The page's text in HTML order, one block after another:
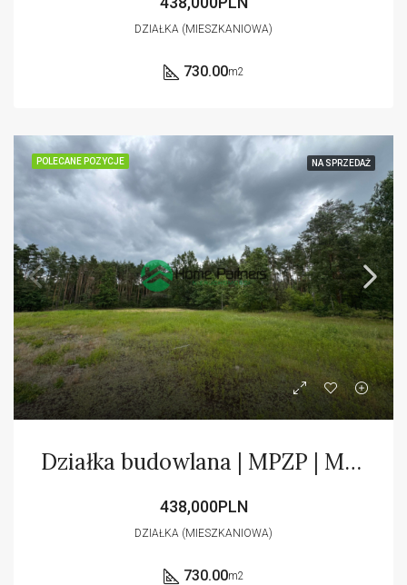
DZIAŁKA (MIESZKANIOWA)
730.00m2
POLECANE POZYCJE NA SPRZEDAŻ
Działka budowlana | MPZP | Media |Las| Lokalizacja
438,000PLN
DZIAŁKA (MIESZKANIOWA)
730.00m2